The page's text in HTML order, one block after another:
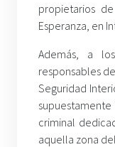
propietarios
Esperanza, en
Además, a
responsables
Seguridad
criminal
aquella zona